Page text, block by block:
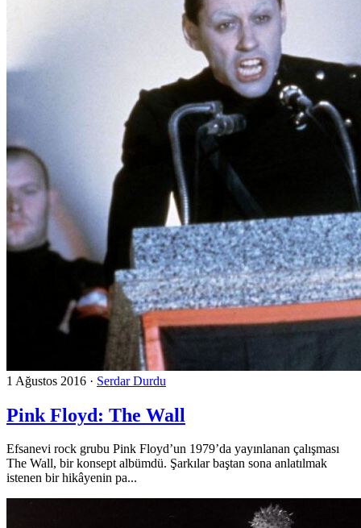
1 Ağustos 2016 · Serdar Durdu
Pink Floyd: The Wall
Efsanevi rock grubu Pink Floyd’un 1979’da yayınlanan çalışması
The Wall, bir konsept albümdü. Şarkılar baştan sona anlatılmak
istenen bir hikâyenin pa...